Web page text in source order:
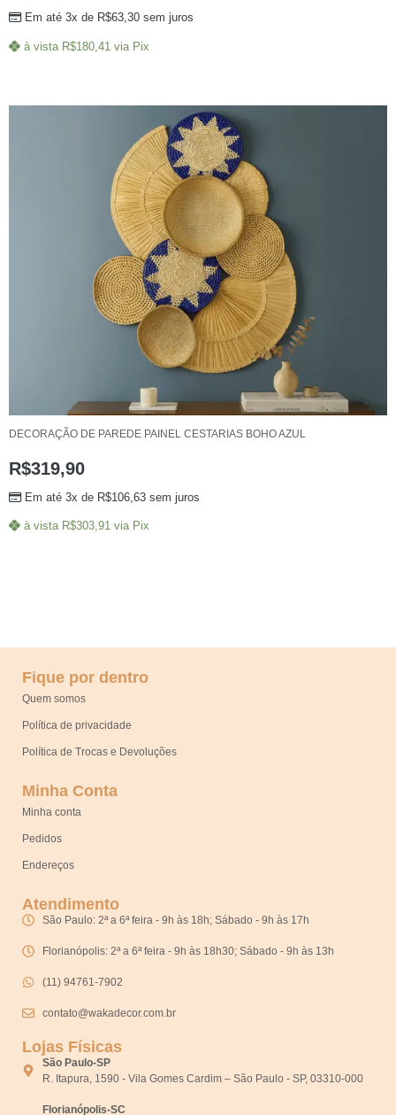
Em até 3x de R$63,30 sem juros
à vista R$180,41 via Pix
DECORAÇÃO DE PAREDE PAINEL CESTARIAS BOHO AZUL
R$319,90
Em até 3x de R$106,63 sem juros
à vista R$303,91 via Pix
Fique por dentro
Quem somos
Política de privacidade
Política de Trocas e Devoluções
Minha Conta
Minha conta
Pedidos
Endereços
Atendimento
São Paulo: 2ª a 6ª feira - 9h às 18h; Sábado - 9h às 17h
Florianópolis: 2ª a 6ª feira - 9h às 18h30; Sábado - 9h às 13h
(11) 94761-7902
contato@wakadecor.com.br
Lojas Físicas
São Paulo-SP
R. Itapura, 1590 - Vila Gomes Cardim – São Paulo - SP, 03310-000
Florianópolis-SC